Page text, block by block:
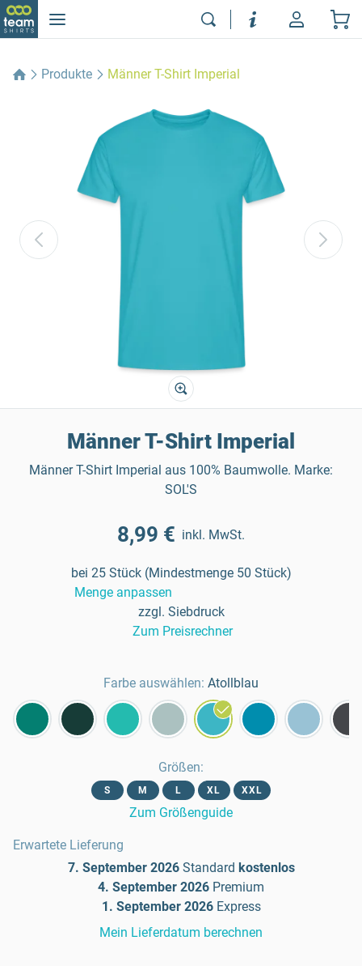
Produkte Männer T-Shirt Imperial
Männer T-Shirt Imperial
Männer T-Shirt Imperial aus 100% Baumwolle. Marke:
SOL'S
8,99 € inkl. MwSt.
bei 25 Stück (Mindestmenge 50 Stück)
Menge anpassen
zzgl. Siebdruck
Zum Preisrechner
Farbe auswählen: Atollblau
Größen:
S M L XL XXL
Zum Größenguide
Erwartete Lieferung
7. September 2026 Standard kostenlos
4. September 2026 Premium
1. September 2026 Express
Mein Lieferdatum berechnen